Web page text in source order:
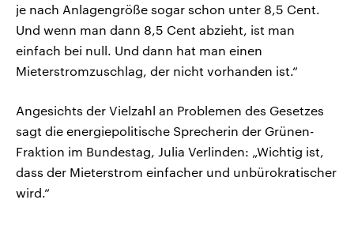
je nach Anlagengröße sogar schon unter 8,5 Cent.
Und wenn man dann 8,5 Cent abzieht, ist man
einfach bei null. Und dann hat man einen
Mieterstromzuschlag, der nicht vorhanden ist.“
Angesichts der Vielzahl an Problemen des Gesetzes
sagt die energiepolitische Sprecherin der Grünen-
Fraktion im Bundestag, Julia Verlinden: „Wichtig ist,
dass der Mieterstrom einfacher und unbürokratischer
wird.“